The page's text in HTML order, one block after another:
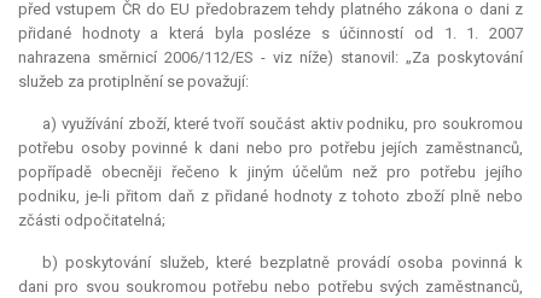
před vstupem ČR do EU předobrazem tehdy platného zákona o dani z
přidané hodnoty a která byla posléze s účinností od 1. 1. 2007
nahrazena směrnicí 2006/112/ES - viz níže) stanovil: „Za poskytování
služeb za protiplnění se považují:
a) využívání zboží, které tvoří součást aktiv podniku, pro soukromou
potřebu osoby povinné k dani nebo pro potřebu jejích zaměstnanců,
popřípadě obecněji řečeno k jiným účelům než pro potřebu jejího
podniku, je-li přitom daň z přidané hodnoty z tohoto zboží plně nebo
zčásti odpočitatelná;
b) poskytování služeb, které bezplatně provádí osoba povinná k
dani pro svou soukromou potřebu nebo potřebu svých zaměstnanců,